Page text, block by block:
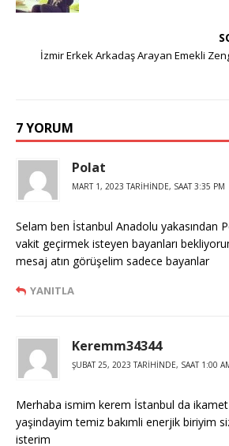
İzmir Erkek Arkadaş Arayan Emekli
7 YORUM
Polat
MART 1, 2023 TARIHINDE, SAAT 3:35 PM
Selam ben İstanbul Anadolu yakasından
vakit geçirmek isteyen bayanları
mesaj atın görüşelim sadece bayanlar
YANITLA
Keremm34344
ŞUBAT 25, 2023 TARIHINDE, SAAT 1:00
Merhaba ismim kerem İstanbul da
yaşindayim temiz bakımli enerjik biriyim
isterim